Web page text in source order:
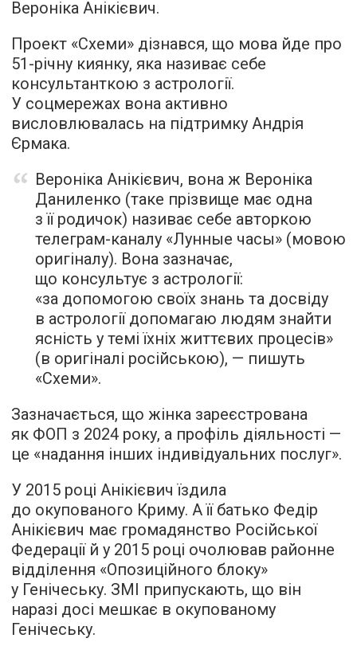
Вероніка Анікієвич.
Проект «Схеми» дізнався, що мова йде про
51-річну киянку, яка називає себе
консультанткою з астрології.
У соцмережах вона активно
висловлювалась на підтримку Андрія
Єрмака.
Вероніка Анікієвич, вона ж Вероніка
Даниленко (таке прізвище має одна
з її родичок) називає себе авторкою
телеграм-каналу «Лунные часы» (мовою
оригіналу). Вона зазначає,
що консультує з астрології:
«за допомогою своїх знань та досвіду
в астрології допомагаю людям знайти
ясність у темі їхніх життєвих процесів»
(в оригіналі російською), — пишуть
«Схеми».
Зазначається, що жінка зареєстрована
як ФОП з 2024 року, а профіль діяльності —
це «надання інших індивідуальних послуг».
У 2015 році Анікієвич їздила
до окупованого Криму. А її батько Федір
Анікієвич має громадянство Російської
Федерації й у 2015 році очолював районне
відділення «Опозиційного блоку»
у Генічеську. ЗМІ припускають, що він
наразі досі мешкає в окупованому
Генічеську.